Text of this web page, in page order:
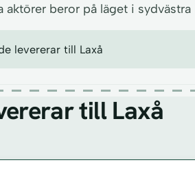
beror på läget i sydvästra
levererar till Laxå
till Laxå